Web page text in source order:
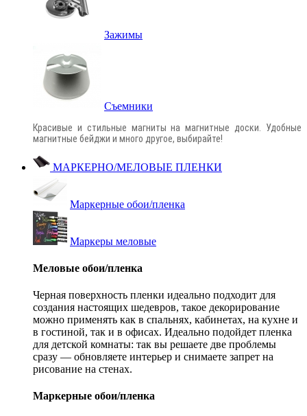
Зажимы
Съемники
Красивые и стильные магниты на магнитные доски. Удобные
магнитные бейджи и много другое, выбирайте!
МАРКЕРНО/МЕЛОВЫЕ ПЛЕНКИ
Маркерные обои/пленка
Маркеры меловые
Меловые обои/пленка
Черная поверхность пленки идеально подходит для
создания настоящих шедевров, такое декорирование
можно применять как в спальнях, кабинетах, на кухне и
в гостиной, так и в офисах. Идеально подойдет пленка
для детской комнаты: так вы решаете две проблемы
сразу — обновляете интерьер и снимаете запрет на
рисование на стенах.
Маркерные обои/пленка